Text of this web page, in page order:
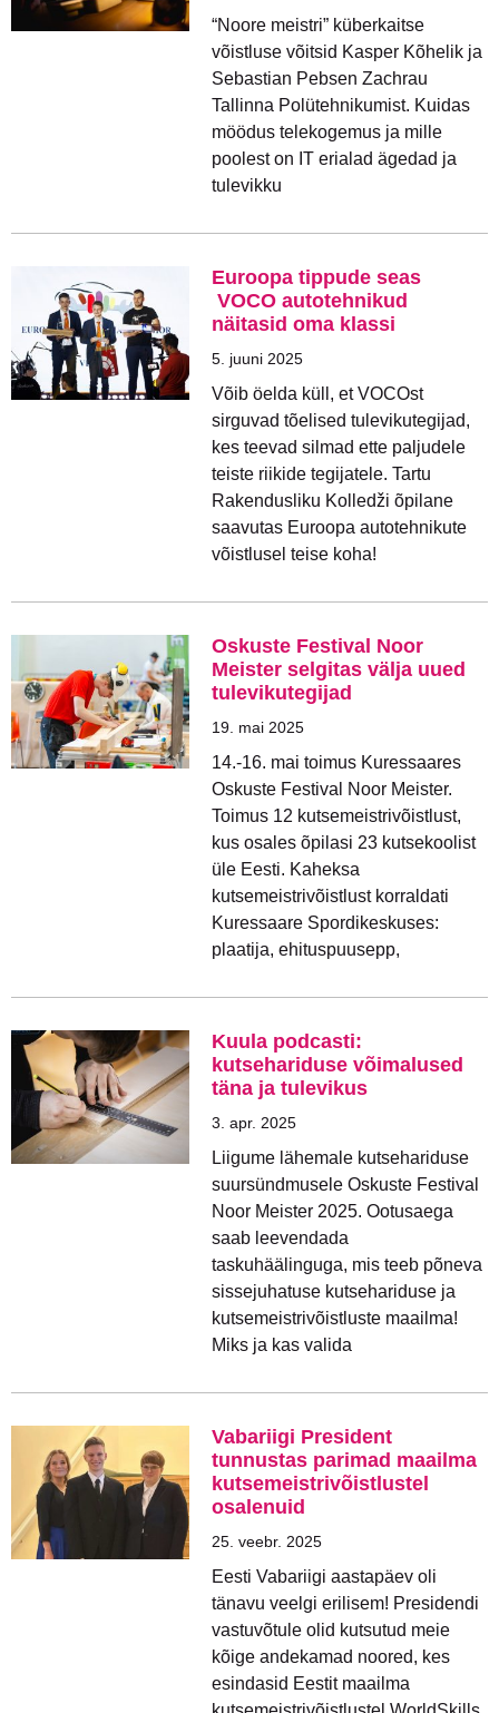
“Noore meistri” küberkaitse
võistluse võitsid Kasper Kõhelik ja
Sebastian Pebsen Zachrau
Tallinna Polütehnikumist. Kuidas
möödus telekogemus ja mille
poolest on IT erialad ägedad ja
tulevikku
Euroopa tippude seas
VOCO autotehnikud
näitasid oma klassi
5. juuni 2025
Võib öelda küll, et VOCOst
sirguvad tõelised tulevikutegijad,
kes teevad silmad ette paljudele
teiste riikide tegijatele. Tartu
Rakendusliku Kolledži õpilane
saavutas Euroopa autotehnikute
võistlusel teise koha!
Oskuste Festival Noor
Meister selgitas välja uued
tulevikutegijad
19. mai 2025
14.-16. mai toimus Kuressaares
Oskuste Festival Noor Meister.
Toimus 12 kutsemeistrivõistlust,
kus osales õpilasi 23 kutsekoolist
üle Eesti. Kaheksa
kutsemeistrivõistlust korraldati
Kuressaare Spordikeskuses:
plaatija, ehituspuusepp,
Kuula podcasti:
kutsehariduse võimalused
täna ja tulevikus
3. apr. 2025
Liigume lähemale kutsehariduse
suursündmusele Oskuste Festival
Noor Meister 2025. Ootusaega
saab leevendada
taskuhäälinguga, mis teeb põneva
sissejuhatuse kutsehariduse ja
kutsemeistrivõistluste maailma!
Miks ja kas valida
Vabariigi President
tunnustas parimad maailma
kutsemeistrivõistlustel
osalenuid
25. veebr. 2025
Eesti Vabariigi aastapäev oli
tänavu veelgi erilisem! Presidendi
vastuvõtule olid kutsutud meie
kõige andekamad noored, kes
esindasid Eestit maailma